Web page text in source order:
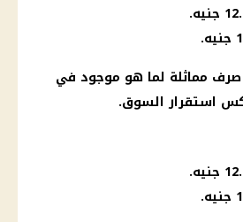
صرف مماثلة لما هو موجود في
استقرار السوق.